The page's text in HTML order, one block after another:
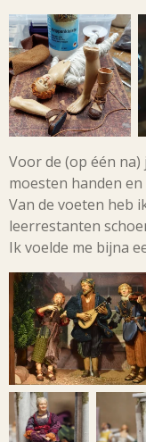
Voor de (op één
moesten handen
Van de voeten heb
leerrestanten
Ik voelde me bijna